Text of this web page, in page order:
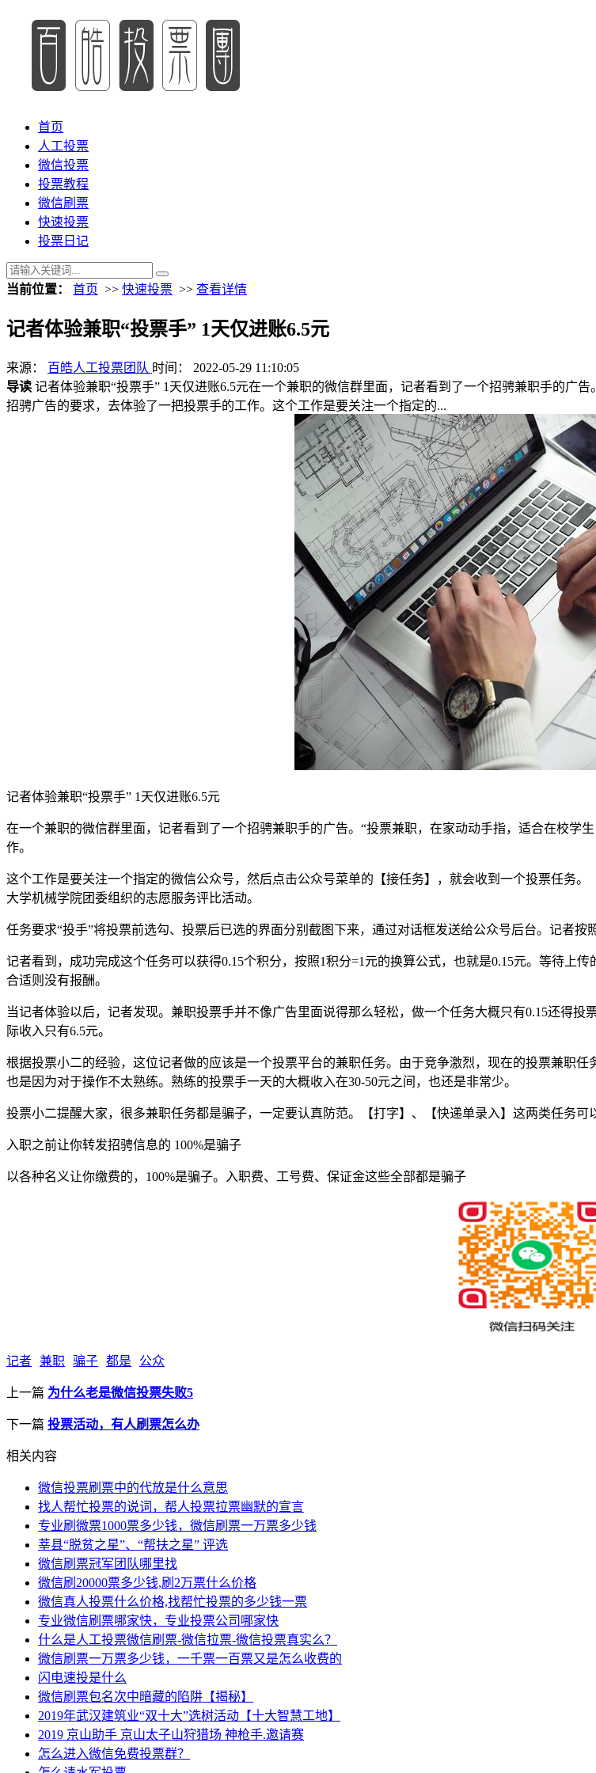
首页
人工投票
微信投票
投票教程
微信刷票
快速投票
投票日记
当前位置： 首页 >> 快速投票 >> 查看详情
记者体验兼职“投票手” 1天仅进账6.5元
来源： 百皓人工投票团队 时间： 2022-05-29 11:10:05
导读 记者体验兼职“投票手” 1天仅进账6.5元在一个兼职的微信群里面，记者看到了一个招骋兼职手的广
招骋广告的要求，去体验了一把投票手的工作。这个工作是要关注一个指定的...
记者体验兼职“投票手” 1天仅进账6.5元
在一个兼职的微信群里面，记者看到了一个招骋兼职手的广告。“投票兼职，在家动动手指，适合在校学
作。
这个工作是要关注一个指定的微信公众号，然后点击公众号菜单的【接任务】，就会收到一个投票任务
大学机械学院团委组织的志愿服务评比活动。
任务要求“投手”将投票前选勾、投票后已选的界面分别截图下来，通过对话框发送给公众号后台。记者按
记者看到，成功完成这个任务可以获得0.15个积分，按照1积分=1元的换算公式，也就是0.15元。等待上
合适则没有报酬。
当记者体验以后，记者发现。兼职投票手并不像广告里面说得那么轻松，做一个任务大概只有0.15还得
际收入只有6.5元。
根据投票小二的经验，这位记者做的应该是一个投票平台的兼职任务。由于竞争激烈，现在的投票兼职
也是因为对于操作不太熟练。熟练的投票手一天的大概收入在30-50元之间，也还是非常少。
投票小二提醒大家，很多兼职任务都是骗子，一定要认真防范。【打字】、【快递单录入】这两类任务可
入职之前让你转发招骋信息的 100%是骗子
以各种名义让你缴费的，100%是骗子。入职费、工号费、保证金这些全部都是骗子
记者 兼职 骗子 都是 公众
上一篇 为什么老是微信投票失败5
下一篇 投票活动，有人刷票怎么办
相关内容
微信投票刷票中的代放是什么意思
找人帮忙投票的说词，帮人投票拉票幽默的宣言
专业刷微票1000票多少钱，微信刷票一万票多少钱
莘县“脱贫之星”、“帮扶之星” 评选
微信刷票冠军团队哪里找
微信刷20000票多少钱,刷2万票什么价格
微信真人投票什么价格,找帮忙投票的多少钱一票
专业微信刷票哪家快，专业投票公司哪家快
什么是人工投票微信刷票-微信拉票-微信投票真实么？
微信刷票一万票多少钱，一千票一百票又是怎么收费的
闪电速投是什么
微信刷票包名次中暗藏的陷阱【揭秘】
2019年武汉建筑业“双十大”选树活动【十大智慧工地】
2019 京山助手 京山太子山狩猎场 神枪手.邀请赛
怎么进入微信免费投票群？